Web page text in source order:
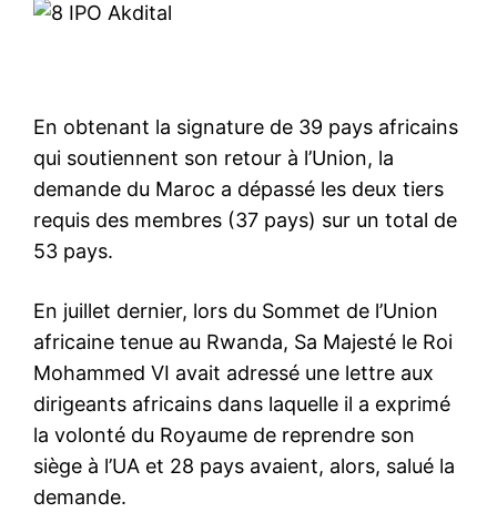
En obtenant la signature de 39 pays africains
qui soutiennent son retour à l’Union, la
demande du Maroc a dépassé les deux tiers
requis des membres (37 pays) sur un total de
53 pays.
En juillet dernier, lors du Sommet de l’Union
africaine tenue au Rwanda, Sa Majesté le Roi
Mohammed VI avait adressé une lettre aux
dirigeants africains dans laquelle il a exprimé
la volonté du Royaume de reprendre son
siège à l’UA et 28 pays avaient, alors, salué la
demande.